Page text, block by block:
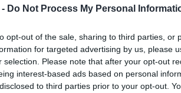
- Do Not Process My Personal
opt-out of the sale, sharing to third parties, or
for targeted advertising by us, please
selection. Please note that after your opt-out
interest-based ads based on personal
to third parties prior to your opt-out.
Nimeni nu își joacă rolul atât de
să gătești în funcție de zodie